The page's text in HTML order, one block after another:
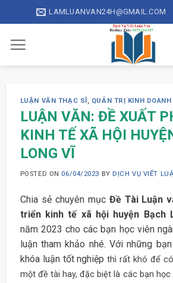
to
content
LAMLUANVAN24H@GMAIL.COM
LUẬN VĂN THẠC SĨ , QUẢN TRỊ KINH DOANH
LUẬN VĂN: ĐỀ XUẤT
KINH TẾ XÃ HỘI
LONG VĨ
POSTED ON 06/04/2023 BY DỊCH VỤ VIẾT
Chia sẻ chuyên mục Đề Tài Luận
triển kinh tế xã hội huyện Bạch
năm 2023 cho các bạn học viên
luận tham khảo nhé. Với những
khóa luận tốt nghiệp thì rất khó để
một đề tài hay, đặc biệt là các bạn học